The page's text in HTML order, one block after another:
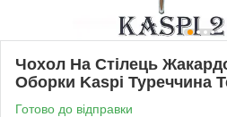
Чохол На Стілець
Оборки Kaspi Туреччина
Готово до відправки